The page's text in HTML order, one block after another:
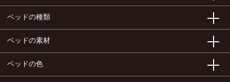
ベッドの種類
ベッドの素材
ベッドの色